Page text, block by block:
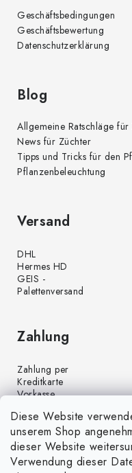
Diese Website
unserem Shop
dieser Website
Verwendung dieser
Geschäftsbedingungen
Geschäftsbewertung
Datenschutzerklärung
Blog
Allgemeine Ratschläge für
News für Züchter
Tipps und Tricks für den
Pflanzenbeleuchtung
Versand
DHL
Hermes HD
GEIS -
Palettenversand
Zahlung
Zahlung per
Kreditkarte
Vorkasse
Zahlung per PayPal
Nachnahme